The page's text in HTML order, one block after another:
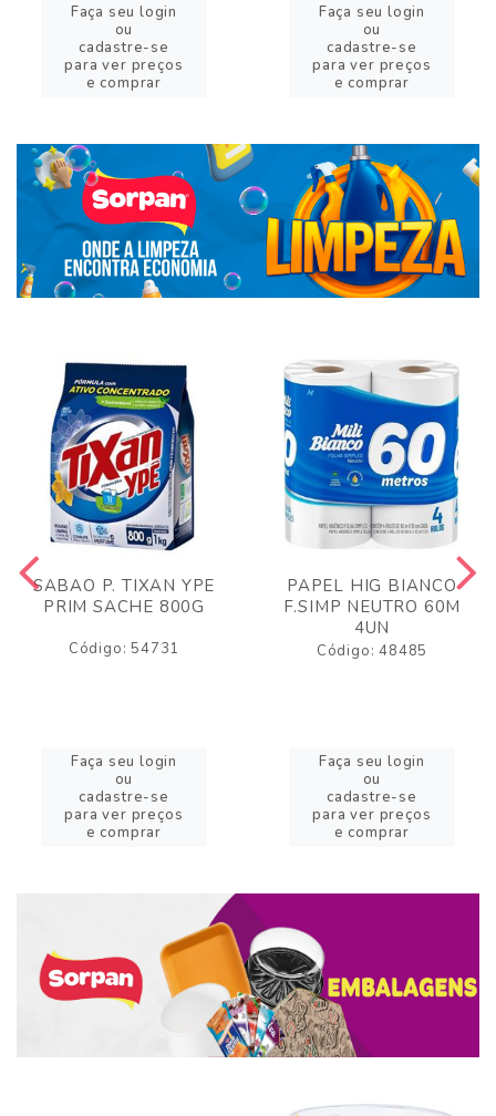
Faça seu login
ou
cadastre-se
para ver preços
e comprar
Faça seu login
ou
cadastre-se
para ver preços
e comprar
SABAO P. TIXAN YPE
PRIM SACHE 800G
Código: 54731
Faça seu login
ou
cadastre-se
para ver preços
e comprar
PAPEL HIG BIANCO
F.SIMP NEUTRO 60M
4UN
Código: 48485
Faça seu login
ou
cadastre-se
para ver preços
e comprar